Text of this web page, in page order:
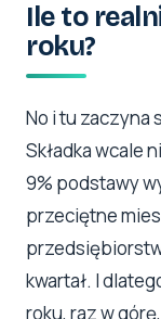
Ile to
roku?
No i tu zaczyna
Składka wcale
9% podstawy
przeciętne
kwartał. I
roku, raz w